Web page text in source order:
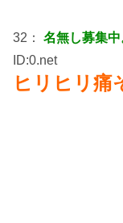
32： 名無し募集中
ID:0.net
ヒリヒリ痛